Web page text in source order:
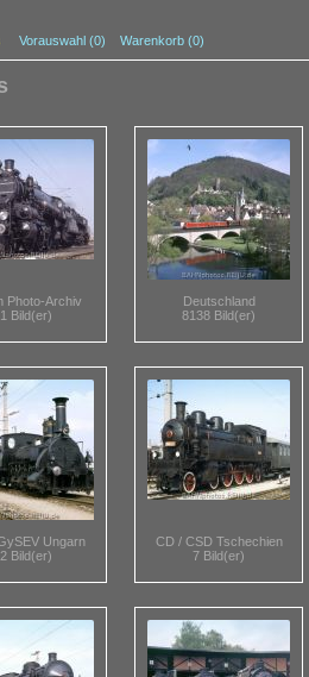
Vorauswahl (0) Warenkorb (0)
Photo-Archiv
Bild(er)
Deutschland
8138 Bild(er)
Ungarn
Bild(er)
CD / CSD Tschechien
7 Bild(er)